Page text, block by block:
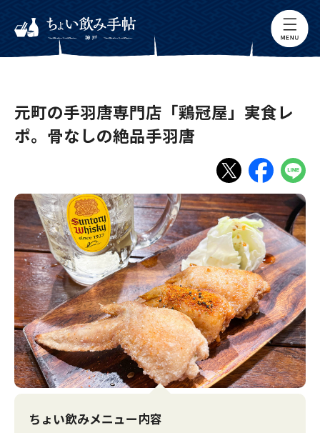
元町の手羽唐専門店「鶏冠屋」実食レ
ポ。骨なしの絶品手羽唐
ちょい飲みメニュー内容